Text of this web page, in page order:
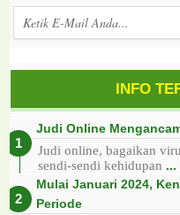
INFO
Judi Online
Judi online, bagaikan
sendi-sendi kehidupan ...
Mulai Januari 2024,
Periode